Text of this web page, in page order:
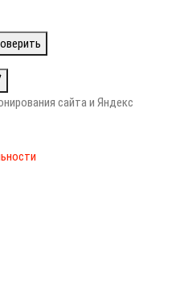
сайта и Яндекс